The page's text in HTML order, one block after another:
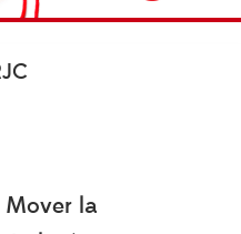
Mover la